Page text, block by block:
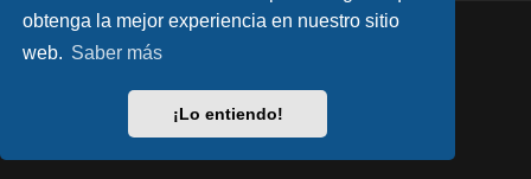
obtenga la mejor experiencia en nuestro sitio
web. Saber más
¡Lo entiendo!
lucid_lime style created by
phpBB España
Privacidad|Condiciones